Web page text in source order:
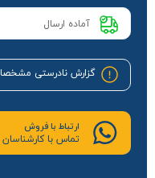
آماده ارسال
گزارش نادرستی
ارتباط با فروش
تماس با